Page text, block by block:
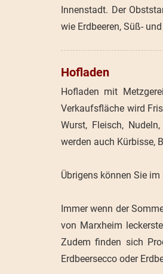
Innenstadt. Der
wie Erdbeeren, Süß-
Hofladen
Hofladen mit
Verkaufsfläche wird
Wurst, Fleisch,
werden auch Kürbisse,
Übrigens können Sie
Immer wenn der
von Marxheim
Zudem finden sich
Erdbeersecco oder